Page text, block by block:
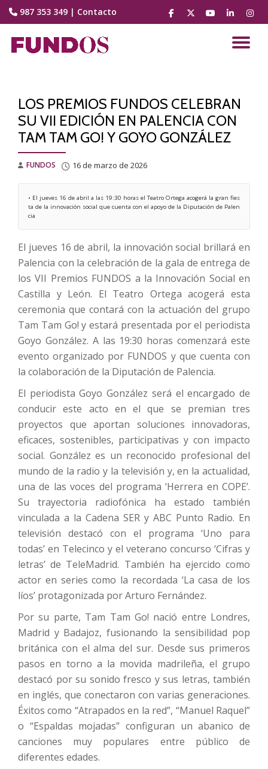
contenido
987 353 349 | Contacto
fa-
facebook
fa-
brands
fa-
youtube-
fa-
linkedin
fa-
LOS PREMIOS FUNDOS CELEBRAN
SU VII EDICIÓN EN PALENCIA CON
TAM TAM GO! Y GOYO GONZÁLEZ
FUNDOS 16 de marzo de 2026
• El jueves 16 de abril a las 19:30 horas el Teatro Ortega acogerá la gran fies
ta de la innovación social que cuenta con el apoyo de la Diputación de Palen
cia
El jueves 16 de abril, la innovación social brillará en
Palencia con la celebración de la gala de entrega de
los VII Premios FUNDOS a la Innovación Social en
Castilla y León. El Teatro Ortega acogerá esta
ceremonia que contará con la actuación del grupo
Tam Tam Go! y estará presentada por el periodista
Goyo González. A las 19:30 horas comenzará este
evento organizado por FUNDOS y que cuenta con
la colaboración de la Diputación de Palencia.
El periodista Goyo González será el encargado de
conducir este acto en el que se premian tres
proyectos que aportan soluciones innovadoras,
eficaces, sostenibles, participativas y con impacto
social. González es un reconocido profesional del
mundo de la radio y la televisión y, en la actualidad,
una de las voces del programa ‘Herrera en COPE’.
Su trayectoria radiofónica ha estado también
vinculada a la Cadena SER y ABC Punto Radio. En
televisión destacó con el programa ‘Uno para
todas’ en Telecinco y el veterano concurso ‘Cifras y
letras’ de TeleMadrid. También ha ejercido como
actor en series como la recordada ‘La casa de los
líos’ protagonizada por Arturo Fernández.
Por su parte, Tam Tam Go! nació entre Londres,
Madrid y Badajoz, fusionando la sensibilidad pop
británica con el alma del sur. Desde sus primeros
pasos en torno a la movida madrileña, el grupo
destacó por su sonido fresco y sus letras, también
en inglés, que conectaron con varias generaciones.
Éxitos como “Atrapados en la red”, “Manuel Raquel”
o “Espaldas mojadas” configuran un abanico de
canciones muy populares entre público de
diferentes edades.